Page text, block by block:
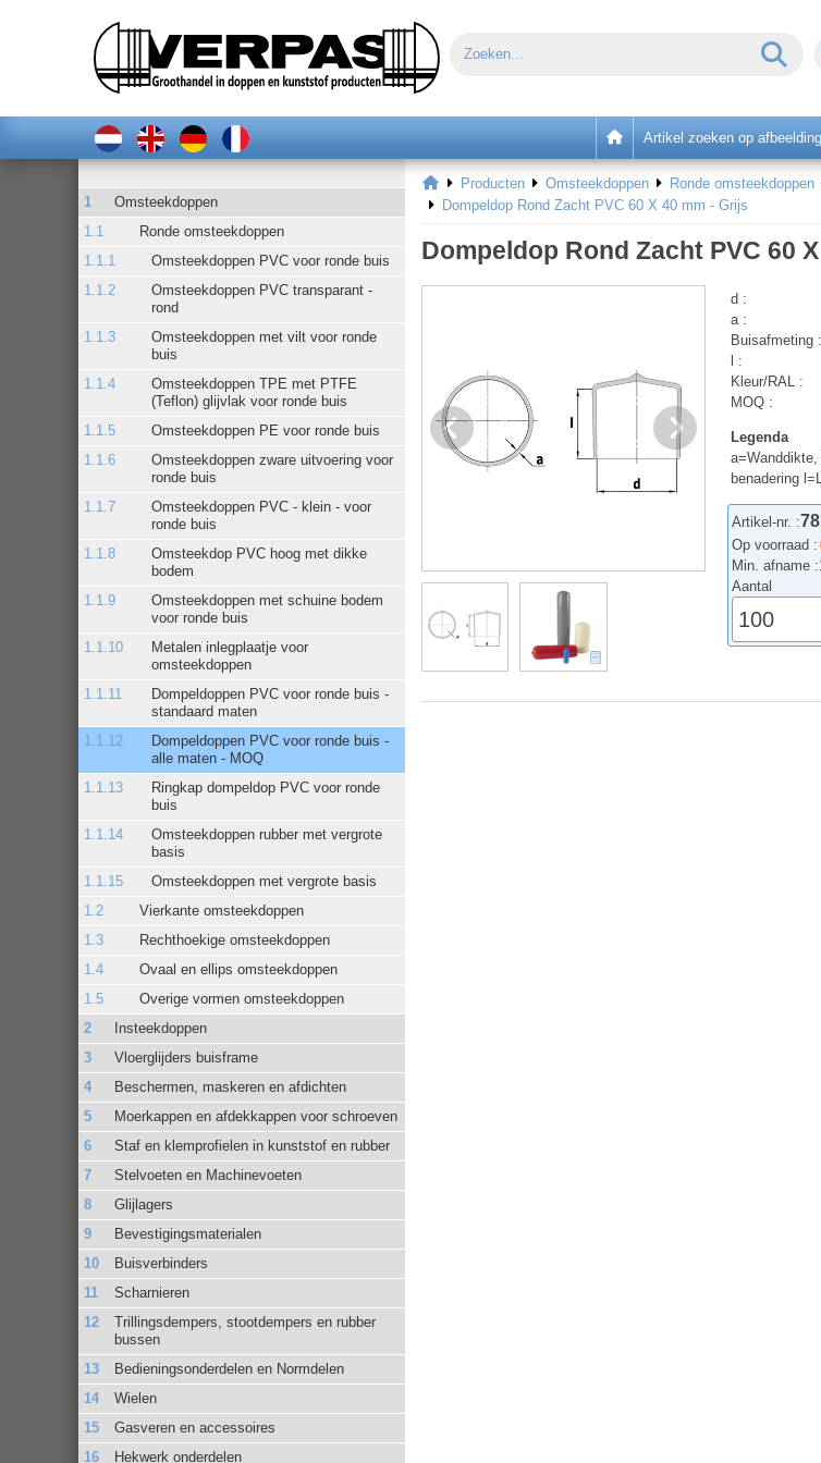
Artikel zoeken op afbeelding
Omsteekdoppen
Ronde omsteekdoppen
Omsteekdoppen PVC voor ronde buis
Omsteekdoppen PVC transparant -
rond
Omsteekdoppen met vilt voor ronde
buis
Omsteekdoppen TPE met PTFE
(Teflon) glijvlak voor ronde buis
Omsteekdoppen PE voor ronde buis
Omsteekdoppen zware uitvoering voor
ronde buis
Omsteekdoppen PVC - klein - voor
ronde buis
Omsteekdop PVC hoog met dikke
bodem
Omsteekdoppen met schuine bodem
voor ronde buis
Metalen inlegplaatje voor
omsteekdoppen
Dompeldoppen PVC voor ronde buis -
standaard maten
Dompeldoppen PVC voor ronde buis -
alle maten - MOQ
Ringkap dompeldop PVC voor ronde
buis
Omsteekdoppen rubber met vergrote
basis
Omsteekdoppen met vergrote basis
Vierkante omsteekdoppen
Rechthoekige omsteekdoppen
Ovaal en ellips omsteekdoppen
Overige vormen omsteekdoppen
Insteekdoppen
Vloerglijders buisframe
Beschermen, maskeren en afdichten
Moerkappen en afdekkappen voor schroeven
Staf en klemprofielen in kunststof en rubber
Stelvoeten en Machinevoeten
Glijlagers
Bevestigingsmaterialen
Buisverbinders
Scharnieren
Trillingsdempers, stootdempers en rubber
bussen
Bedieningsonderdelen en Normdelen
Wielen
Gasveren en accessoires
Hekwerk onderdelen
Producten Omsteekdoppen Ronde omsteekdoppen
Dompeldop Rond Zacht PVC 60 X 40 mm - Grijs
Dompeldop Rond Zacht PVC 60
d :
a :
Buisafmeting :
l :
Kleur/RAL :
MOQ :
Legenda
benadering
Artikel-nr. :
Op voorraad :
Min. afname :
Aantal